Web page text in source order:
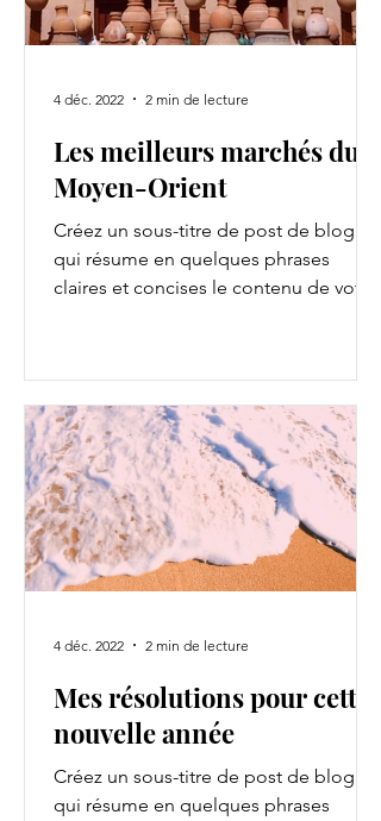
Les meilleurs marchés du
Moyen-Orient
Créez un sous-titre de post de blog
qui résume en quelques phrases
claires et concises le contenu de votre
4 déc. 2022 2 min de lecture
Mes résolutions pour cette
nouvelle année
Créez un sous-titre de post de blog
qui résume en quelques phrases
4 déc. 2022 2 min de lecture